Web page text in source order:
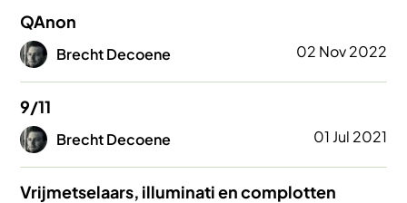
QAnon
Afbeelding
Brecht Decoene 02 Nov 2022
9/11
Afbeelding
Brecht Decoene 01 Jul 2021
Vrijmetselaars, illuminati en complotten